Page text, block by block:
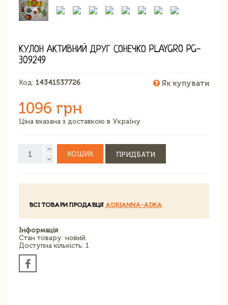
КУЛОН АКТИВНИЙ ДРУГ СОНЕЧКО PLAYGRO PG-
309249
Код: 14341537726 Як купувати
1096 грн
Ціна вказана з доставкою в Україну
КОШИК ПРИДБАТИ
ВСІ ТОВАРИ ПРОДАВЦЯ ADRIANNA-ADKA
Інформація
Стан товару: новий
Доступна кількість: 1